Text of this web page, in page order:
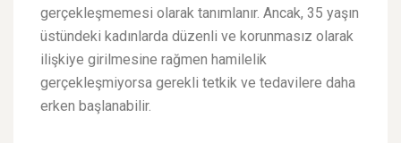
gerçekleşmemesi olarak tanımlanır. Ancak, 35 yaşın
üstündeki kadınlarda düzenli ve korunmasız olarak
ilişkiye girilmesine rağmen hamilelik
gerçekleşmiyorsa gerekli tetkik ve tedavilere daha
erken başlanabilir.